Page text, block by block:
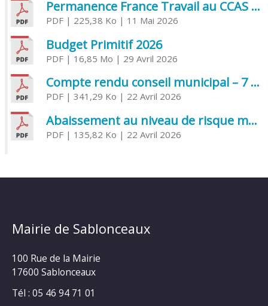
Permanence France Travail au CCAS de Saujon Juin 2026
PDF| 225,38 Ko | 11 Mai 2026
Budget Primitif 2026
PDF| 16,85 Mo | 29 Avril 2026
Compte rendu conseil municipal – 7 avril 2026
PDF| 341,29 Ko | 22 Avril 2026
Abaissement au niveau de risque modéré de l’Influenza aviaire
PDF| 135,82 Ko | 22 Avril 2026
Mairie de Sablonceaux
100 Rue de la Mairie
17600 Sablonceaux
Tél : 05 46 94 71 01